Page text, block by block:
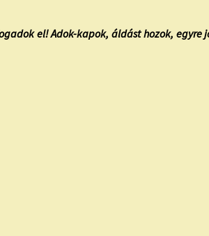
el! Adok-kapok, áldást hozok,